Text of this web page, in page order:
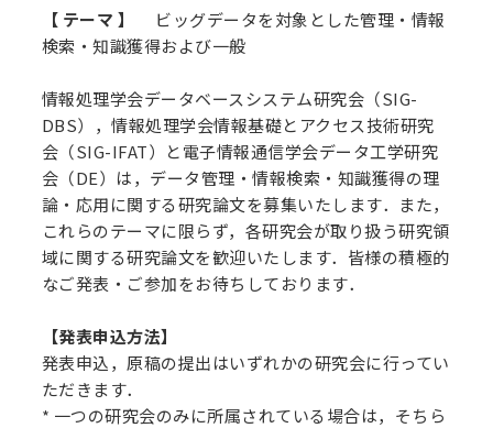
【 テーマ 】
ビッグデータを対象とした管理・情報
検索・知識獲得および一般
情報処理学会データベースシステム研究会（SIG-
DBS），情報処理学会情報基礎とアクセス技術研究
会（SIG-IFAT）と電子情報通信学会データ工学研究
会（DE）は，データ管理・情報検索・知識獲得の理
論・応用に関する研究論文を募集いたします．また，
これらのテーマに限らず，各研究会が取り扱う研究領
域に関する研究論文を歓迎いたします．皆様の積極的
なご発表・ご参加をお待ちしております．
【発表申込方法】
発表申込，原稿の提出はいずれかの研究会に行ってい
ただきます．
* 一つの研究会のみに所属されている場合は，そちら